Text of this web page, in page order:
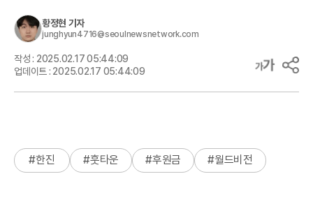
황정현 기자
junghyun4716@seoulnewsnetwork.com
작성 : 2025.02.17 05:44:09
업데이트 : 2025.02.17 05:44:09
#한진 #훗타운 #후원금 #월드비전